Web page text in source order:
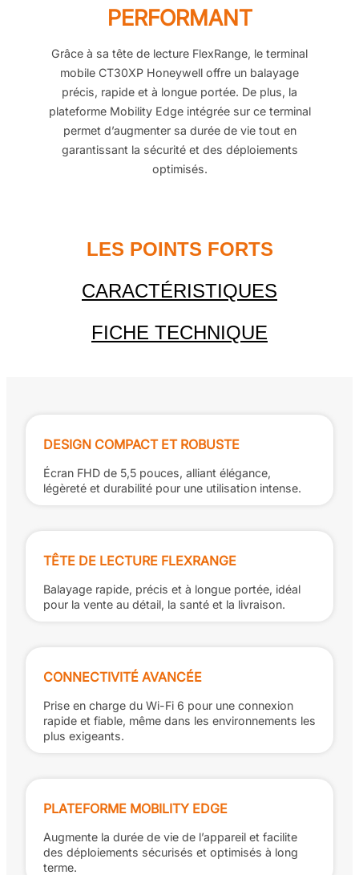
PERFORMANT
Grâce à sa tête de lecture FlexRange, le terminal
mobile CT30XP Honeywell offre un balayage
précis, rapide et à longue portée. De plus, la
plateforme Mobility Edge intégrée sur ce terminal
permet d’augmenter sa durée de vie tout en
garantissant la sécurité et des déploiements
optimisés.
LES POINTS FORTS
CARACTÉRISTIQUES
FICHE TECHNIQUE
DESIGN COMPACT ET ROBUSTE
Écran FHD de 5,5 pouces, alliant élégance,
légèreté et durabilité pour une utilisation intense.
TÊTE DE LECTURE FLEXRANGE
Balayage rapide, précis et à longue portée, idéal
pour la vente au détail, la santé et la livraison.
CONNECTIVITÉ AVANCÉE
Prise en charge du Wi-Fi 6 pour une connexion
rapide et fiable, même dans les environnements les
plus exigeants.
PLATEFORME MOBILITY EDGE
Augmente la durée de vie de l’appareil et facilite
des déploiements sécurisés et optimisés à long
terme.